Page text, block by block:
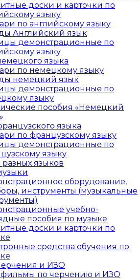
доски и карточки по
языку
по английскому языку
Английский язык
демонстрационные по
языку
языка
по немецкому языку
немецкий язык
демонстрационные по
языку
пособия «Немецкий
языка
по французскому языку
демонстрационные по
языку
разных языков
оборудование,
инструменты (музыкальные
учебно-
пособия по музыке
доски и карточки по
средства обучения по
и ИЗО
фильмы по черчению и ИЗО